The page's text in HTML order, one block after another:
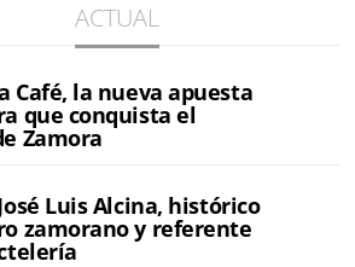
ACTUAL
Café, la nueva apuesta
que conquista el
Zamora
Luis Alcina, histórico
zamorano y referente